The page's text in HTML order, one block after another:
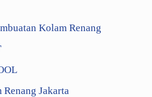
Kolam Renang
Jakarta